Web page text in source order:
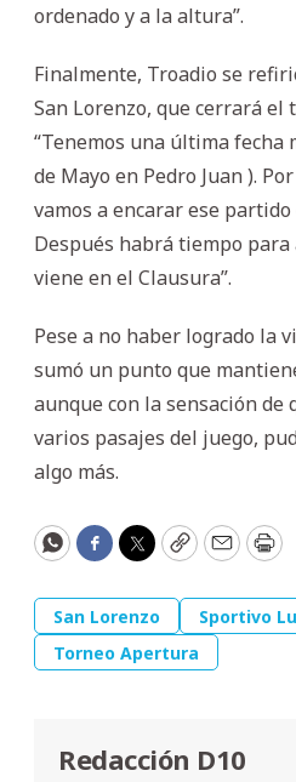
ordenado y a la altura”.
Finalmente, Troadio se
San Lorenzo, que cerrará el
“Tenemos una última fecha
de Mayo en Pedro Juan ).
vamos a encarar ese
Después habrá tiempo
viene en el Clausura”.
Pese a no haber logrado la
sumó un punto que
aunque con la sensación de
varios pasajes del juego,
algo más.
WhatsApp
Facebook
Twitter
CopyEmail
San Lorenzo
Sportivo
Torneo Apertura
Redacción D10